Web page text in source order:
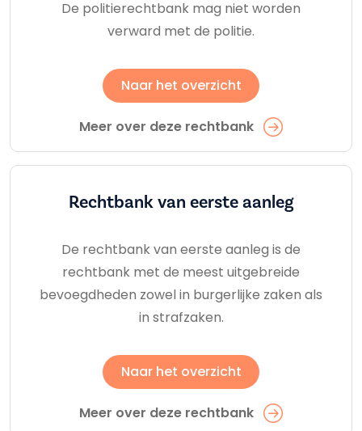
De politierechtbank mag niet worden
verward met de politie.
Naar het overzicht
Meer over deze rechtbank
Rechtbank van eerste aanleg
De rechtbank van eerste aanleg is de
rechtbank met de meest uitgebreide
bevoegdheden zowel in burgerlijke zaken als
in strafzaken.
Naar het overzicht
Meer over deze rechtbank